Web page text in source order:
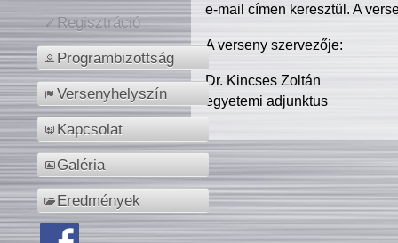
Regisztráció
Programbizottság
Versenyhelyszín
Kapcsolat
Galéria
Eredmények
e-mail címen keresztül. A
A verseny szervezője:
Dr. Kincses Zoltán
egyetemi adjunktus